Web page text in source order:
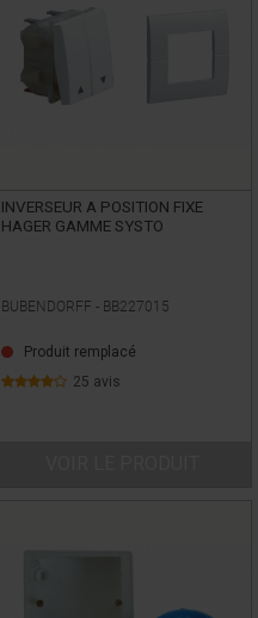
INVERSEUR A POSITION FIXE
HAGER GAMME SYSTO
BUBENDORFF - BB227015
Produit remplacé
25 avis